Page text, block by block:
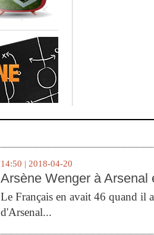
14:50 | 2018-04-20
Arsène Wenger à Arsenal
Le Français en avait 46 quand il
d'Arsenal...